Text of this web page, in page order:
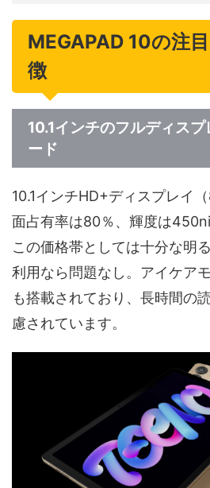
MEGAPAD 10の注
徴
10.1インチのフルディス
ード
10.1インチHD+ディスプレイ
面占有率は80％、輝度は
この価格帯としては十分な明
利用なら問題なし。アイケア
も搭載されており、長時間の
慮されています。